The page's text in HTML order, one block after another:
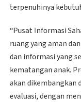
terpenuhinya
“Pusat Informasi
ruang yang aman
dan informasi yang
kematangan anak.
akan dikembangkan
evaluasi, dengan